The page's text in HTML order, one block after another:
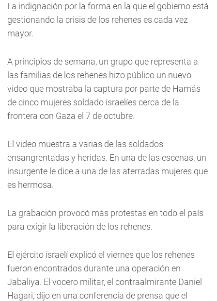
La indignación por la forma en la que el gobierno está
gestionando la crisis de los rehenes es cada vez
mayor.
A principios de semana, un grupo que representa a
las familias de los rehenes hizo público un nuevo
video que mostraba la captura por parte de Hamás
de cinco mujeres soldado israelíes cerca de la
frontera con Gaza el 7 de octubre.
El video muestra a varias de las soldados
ensangrentadas y heridas. En una de las escenas, un
insurgente le dice a una de las aterradas mujeres que
es hermosa.
La grabación provocó más protestas en todo el país
para exigir la liberación de los rehenes.
El ejército israelí explicó el viernes que los rehenes
fueron encontrados durante una operación en
Jabaliya. El vocero militar, el contraalmirante Daniel
Hagari, dijo en una conferencia de prensa que el